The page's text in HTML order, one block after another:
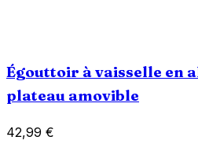
Égouttoir à vaisselle en
plateau amovible
42,99 €